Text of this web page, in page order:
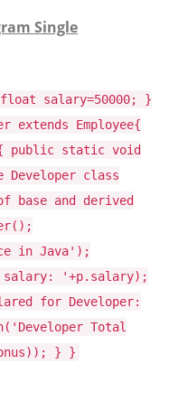
Single
salary=50000; }
extends Employee{
public static void
class
base and derived
in Java');
salary: '+p.salary);
for Developer:
Total
} }